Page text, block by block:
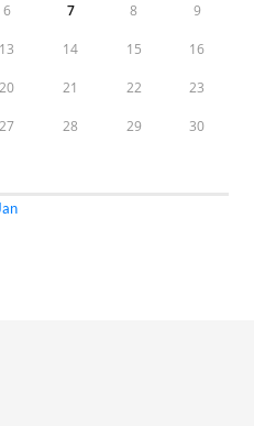
6 7 8 9
13 14 15 16
20 21 22 23
27 28 29 30